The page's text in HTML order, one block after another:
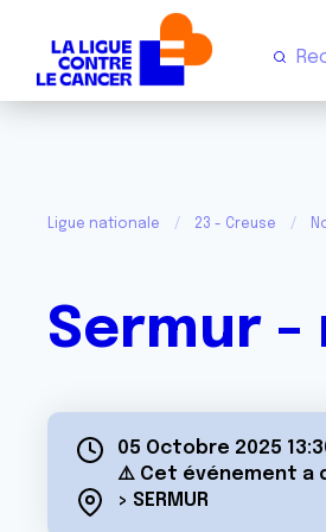
Ligue nationale 23 - Creuse
Sermur -
05 Octobre 2025
⚠️ Cet événement a
> SERMUR